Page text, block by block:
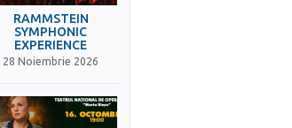
RAMMSTEIN
SYMPHONIC
EXPERIENCE
28 Noiembrie 2026